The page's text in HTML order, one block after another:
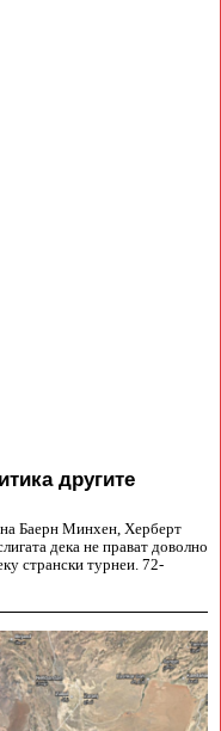
другите
Баерн Минхен, Херберт
дека не прават доволно
странски турнеи. 72-